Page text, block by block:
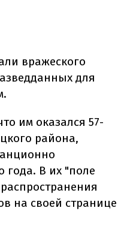
вражеского
для
им оказался 57-
района,
года. В их "поле
на своей странице